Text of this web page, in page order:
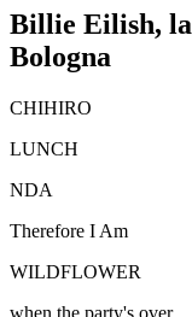
Billie Eilish,
Bologna
CHIHIRO
LUNCH
NDA
Therefore I Am
WILDFLOWER
when the party's over